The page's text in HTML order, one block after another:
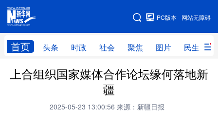
网站无障碍
PC版本
首页 头条 时政 社会 聚焦 图片 民生
网站地图
头条 时政 社会 聚焦
服务
上合组织国家媒体合作论坛缘何落地新
疆
2025-05-23 13:00:56 来源：新疆日报